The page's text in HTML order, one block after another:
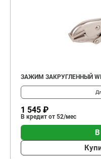
ЗАЖИМ ЗАКРУГЛЕННЫЙ
1 545 ₽
В кредит от 52/мес